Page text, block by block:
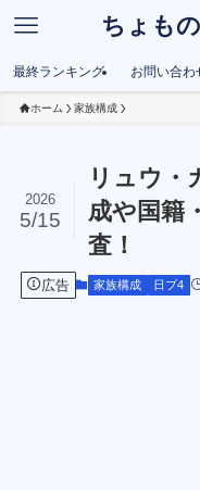
ちょも
最終ランキング お問い合わ
ホーム 家族構成
リュウ・
成や国籍
査！
2026
5/15
広告 家族構成 日プ4